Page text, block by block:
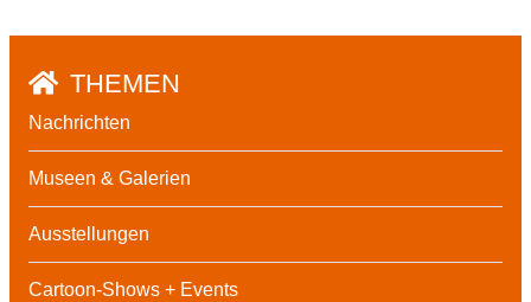
THEMEN
Nachrichten
Museen & Galerien
Ausstellungen
Cartoon-Shows + Events